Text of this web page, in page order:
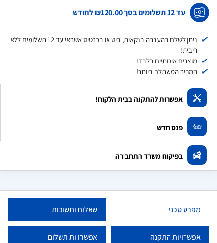
עד 12 תשלומים בסך ₪120.00לחודש
✔
ניתן לשלם בהעברה בנקאית, ביט או בכרטיס אשראי עד 12 תשלומים ללא
ריבית!
✔ מוצרים איכותיים בלבד!
✔ המחיר המשתלם ביותר!
אפשרות להתקנה בבית הלקוח!
פנס חדש
בפיקוח משרד התחבורה
מפרט טכני שאלות ותשובות
אפשרויות התקנה אפשרויות תשלום